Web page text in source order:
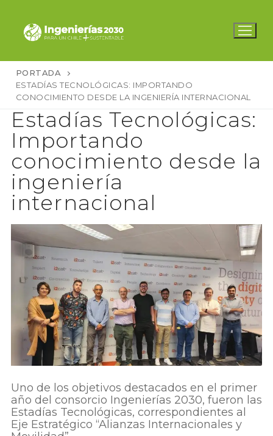
contenido
PORTADA
ESTADÍAS TECNOLÓGICAS: IMPORTANDO
CONOCIMIENTO DESDE LA INGENIERÍA INTERNACIONAL
Estadías Tecnológicas:
Importando
conocimiento desde la
ingeniería
internacional
Uno de los objetivos destacados en el primer
año del consorcio Ingenierías 2030, fueron las
Estadías Tecnológicas, correspondientes al
Eje Estratégico “Alianzas Internacionales y